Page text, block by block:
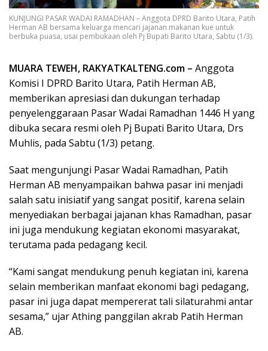
KUNJUNGI PASAR WADAI RAMADHAN – Anggota DPRD Barito Utara, Patih
Herman AB bersama keluarga mencari jajanan makanan kue untuk
berbuka puasa, usai pembukaan oleh Pj Bupati Barito Utara, Sabtu (1/3).
MUARA TEWEH, RAKYATKALTENG.com – Anggota
Komisi I DPRD Barito Utara, Patih Herman AB,
memberikan apresiasi dan dukungan terhadap
penyelenggaraan Pasar Wadai Ramadhan 1446 H yang
dibuka secara resmi oleh Pj Bupati Barito Utara, Drs
Muhlis, pada Sabtu (1/3) petang.
Saat mengunjungi Pasar Wadai Ramadhan, Patih
Herman AB menyampaikan bahwa pasar ini menjadi
salah satu inisiatif yang sangat positif, karena selain
menyediakan berbagai jajanan khas Ramadhan, pasar
ini juga mendukung kegiatan ekonomi masyarakat,
terutama pada pedagang kecil.
“Kami sangat mendukung penuh kegiatan ini, karena
selain memberikan manfaat ekonomi bagi pedagang,
pasar ini juga dapat mempererat tali silaturahmi antar
sesama,” ujar Athing panggilan akrab Patih Herman
AB.